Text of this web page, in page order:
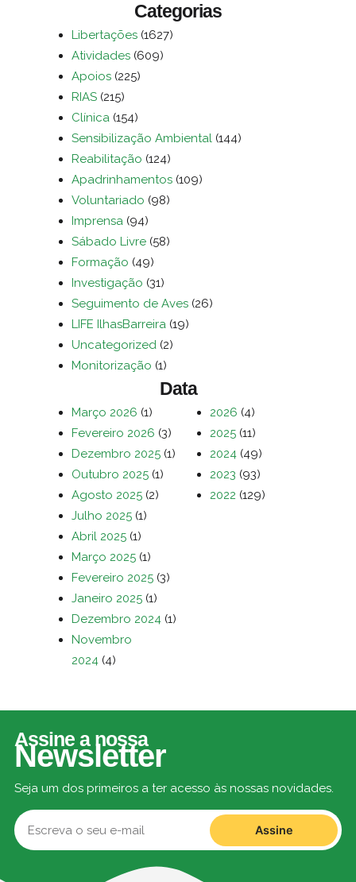
Categorias
Libertações (1627)
Atividades (609)
Apoios (225)
RIAS (215)
Clínica (154)
Sensibilização Ambiental (144)
Reabilitação (124)
Apadrinhamentos (109)
Voluntariado (98)
Imprensa (94)
Sábado Livre (58)
Formação (49)
Investigação (31)
Seguimento de Aves (26)
LIFE IlhasBarreira (19)
Uncategorized (2)
Monitorização (1)
Data
Março 2026 (1)
Fevereiro 2026 (3)
Dezembro 2025 (1)
Outubro 2025 (1)
Agosto 2025 (2)
Julho 2025 (1)
Abril 2025 (1)
Março 2025 (1)
Fevereiro 2025 (3)
Janeiro 2025 (1)
Dezembro 2024 (1)
Novembro
2024 (4)
2026 (4)
2025 (11)
2024 (49)
2023 (93)
2022 (129)
Assine a nossa
Newsletter
Seja um dos primeiros a ter acesso às nossas novidades.
Assine